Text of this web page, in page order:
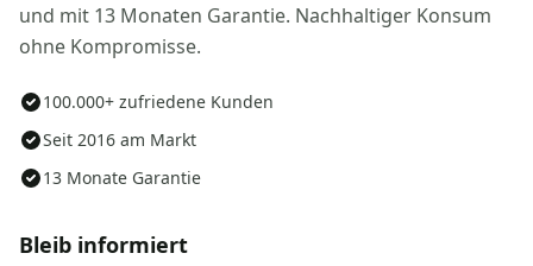
und mit 13 Monaten Garantie. Nachhaltiger Konsum
ohne Kompromisse.
100.000+ zufriedene Kunden
Seit 2016 am Markt
13 Monate Garantie
Bleib informiert